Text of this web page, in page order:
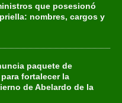
que posesionó
nombres, cargos y
paquete de
fortalecer la
de Abelardo de la